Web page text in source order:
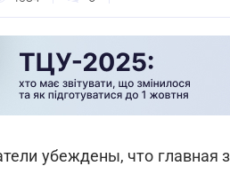
убеждены, что главная